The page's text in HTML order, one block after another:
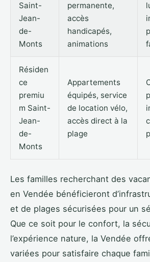
Saint-
Jean-
de-
Monts
permanente,
accès
handicapés,
animations
Résiden
ce
premiu
m Saint-
Jean-
de-
Monts
Appartements
équipés, service
de location vélo,
accès direct à la
plage
Les familles recherchant des
en Vendée bénéficieront
et de plages sécurisées pour un
Que ce soit pour le confort, la
l’expérience nature, la Vendée
variées pour satisfaire chaque